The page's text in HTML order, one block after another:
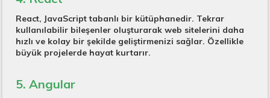
React, JavaScript tabanlı bir kütüphanedir. Tekrar
kullanılabilir bileşenler oluşturarak web sitelerini daha
hızlı ve kolay bir şekilde geliştirmenizi sağlar. Özellikle
büyük projelerde hayat kurtarır.
5. Angular